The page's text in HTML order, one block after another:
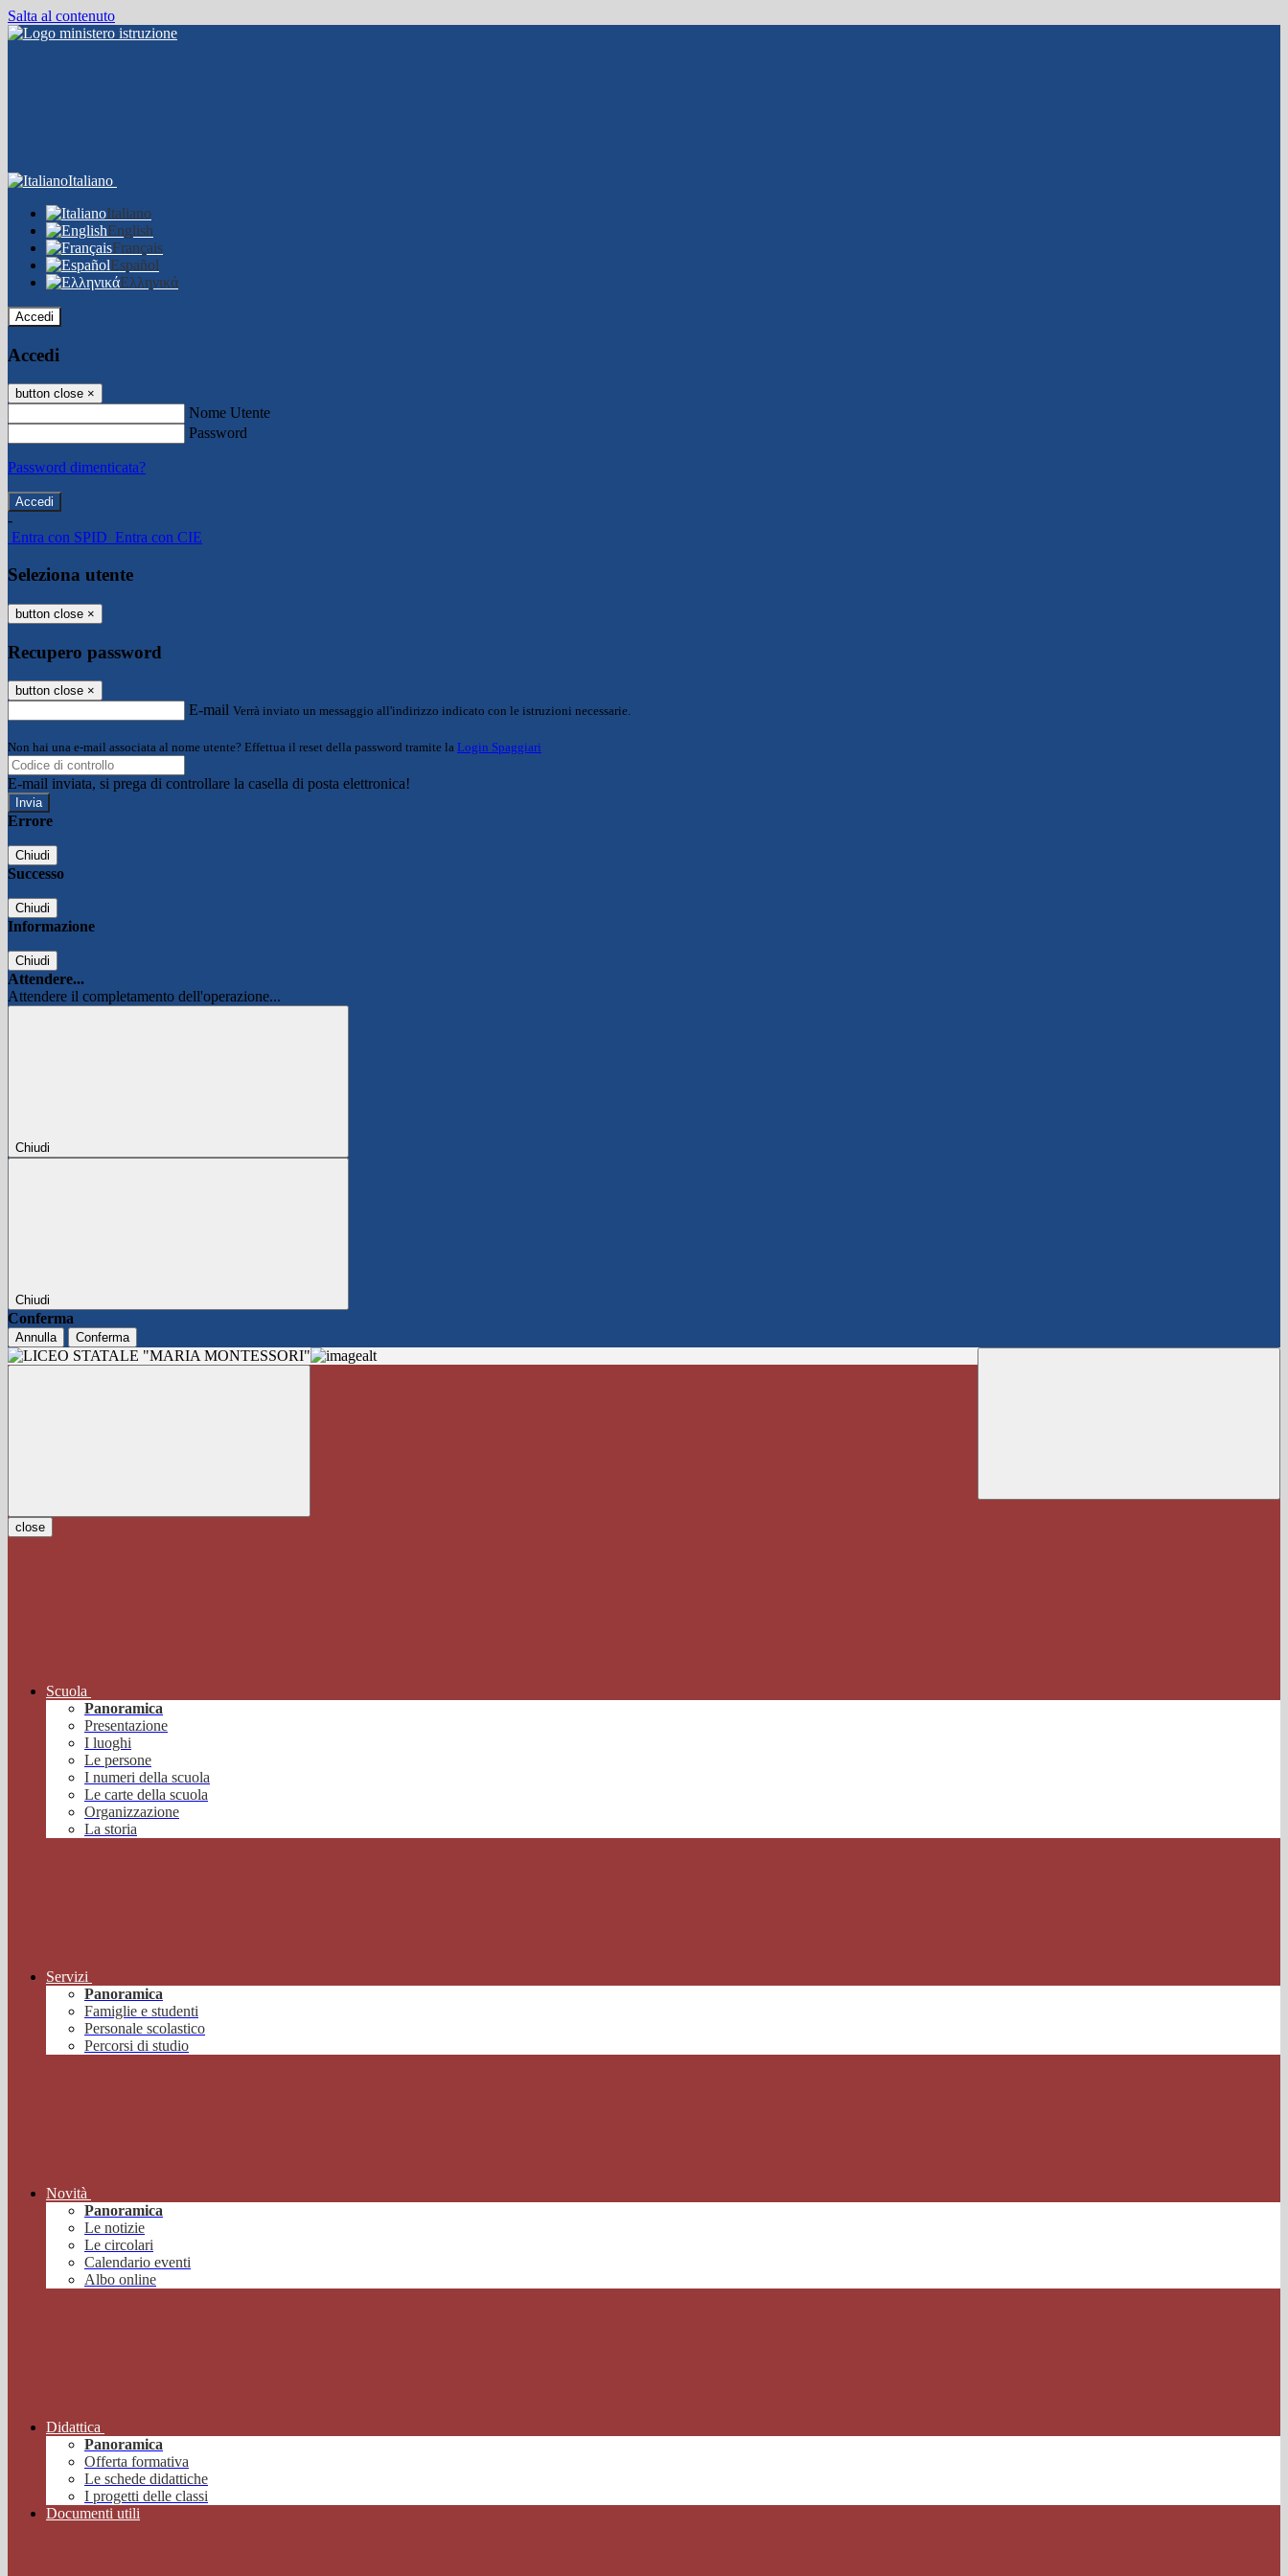
Salta al contenuto
Italiano
Italiano
English
Français
Español
Ελληνικά
Accedi
Accedi
button close ×
Nome Utente
Password
Password dimenticata?
-
Entra con SPID Entra con CIE
Seleziona utente
button close ×
Recupero password
button close ×
E-mail Verrà inviato un messaggio all'indirizzo indicato con le istruzioni necessarie.
Non hai una e-mail associata al nome utente? Effettua il reset della password tramite la Login Spaggiari
E-mail inviata, si prega di controllare la casella di posta elettronica!
Errore
Chiudi
Successo
Chiudi
Informazione
Chiudi
Attendere...
Attendere il completamento dell'operazione...
Chiudi
Chiudi
Conferma
Annulla Conferma
close
Scuola
Panoramica
Presentazione
I luoghi
Le persone
I numeri della scuola
Le carte della scuola
Organizzazione
La storia
Servizi
Panoramica
Famiglie e studenti
Personale scolastico
Percorsi di studio
Novità
Panoramica
Le notizie
Le circolari
Calendario eventi
Albo online
Didattica
Panoramica
Offerta formativa
Le schede didattiche
I progetti delle classi
Documenti utili